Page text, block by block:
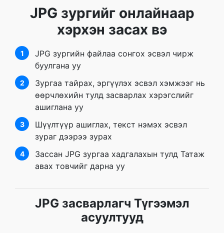
JPG зургийг онлайнаар
хэрхэн засах вэ
1
JPG зургийн файлаа сонгох эсвэл чирж
буулгана уу
2
Зургаа тайрах, эргүүлэх эсвэл хэмжээг нь
өөрчлөхийн тулд засварлах хэрэгслийг
ашиглана уу
3
Шүүлтүүр ашиглах, текст нэмэх эсвэл
зураг дээрээ зурах
4
Зассан JPG зургаа хадгалахын тулд Татаж
авах товчийг дарна уу
JPG засварлагч Түгээмэл
асуултууд